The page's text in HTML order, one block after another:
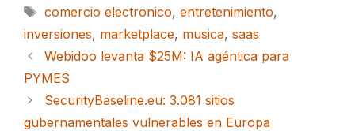
Etiquetas
comercio electronico, entretenimiento,
inversiones, marketplace, musica, saas
Webidoo levanta $25M: IA agéntica para
PYMES
SecurityBaseline.eu: 3.081 sitios
gubernamentales vulnerables en Europa